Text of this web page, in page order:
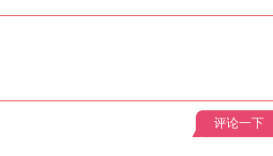
评论一下